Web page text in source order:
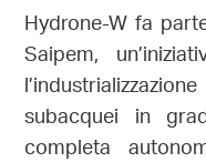
Hydrone-W fa
Saipem,
subacquei in
completa